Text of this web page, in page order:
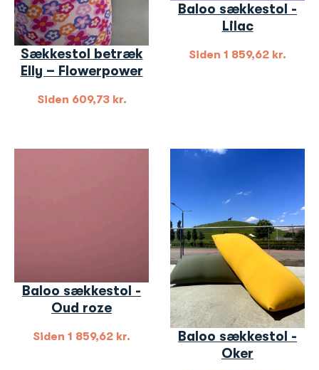
Sækkestol betræk
Elly – Flowerpower
Siden 609,73 kr.
Baloo sækkestol -
Lilac
Siden 1 859,62 kr.
Baloo sækkestol -
Oud roze
Siden 1 859,62 kr.
Baloo sækkestol -
Oker